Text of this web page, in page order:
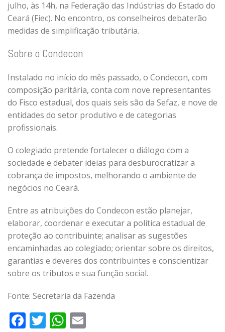
julho, às 14h, na Federação das Indústrias do Estado do
Ceará (Fiec). No encontro, os conselheiros debaterão
medidas de simplificação tributária.
Sobre o Condecon
Instalado no início do mês passado, o Condecon, com
composição paritária, conta com nove representantes
do Fisco estadual, dos quais seis são da Sefaz, e nove de
entidades do setor produtivo e de categorias
profissionais.
O colegiado pretende fortalecer o diálogo com a
sociedade e debater ideias para desburocratizar a
cobrança de impostos, melhorando o ambiente de
negócios no Ceará.
Entre as atribuições do Condecon estão planejar,
elaborar, coordenar e executar a política estadual de
proteção ao contribuinte; analisar as sugestões
encaminhadas ao colegiado; orientar sobre os direitos,
garantias e deveres dos contribuintes e conscientizar
sobre os tributos e sua função social.
Fonte: Secretaria da Fazenda
Facebook
TwitterWhatsApp